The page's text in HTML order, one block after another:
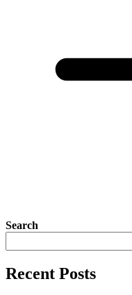
Search
Recent Posts